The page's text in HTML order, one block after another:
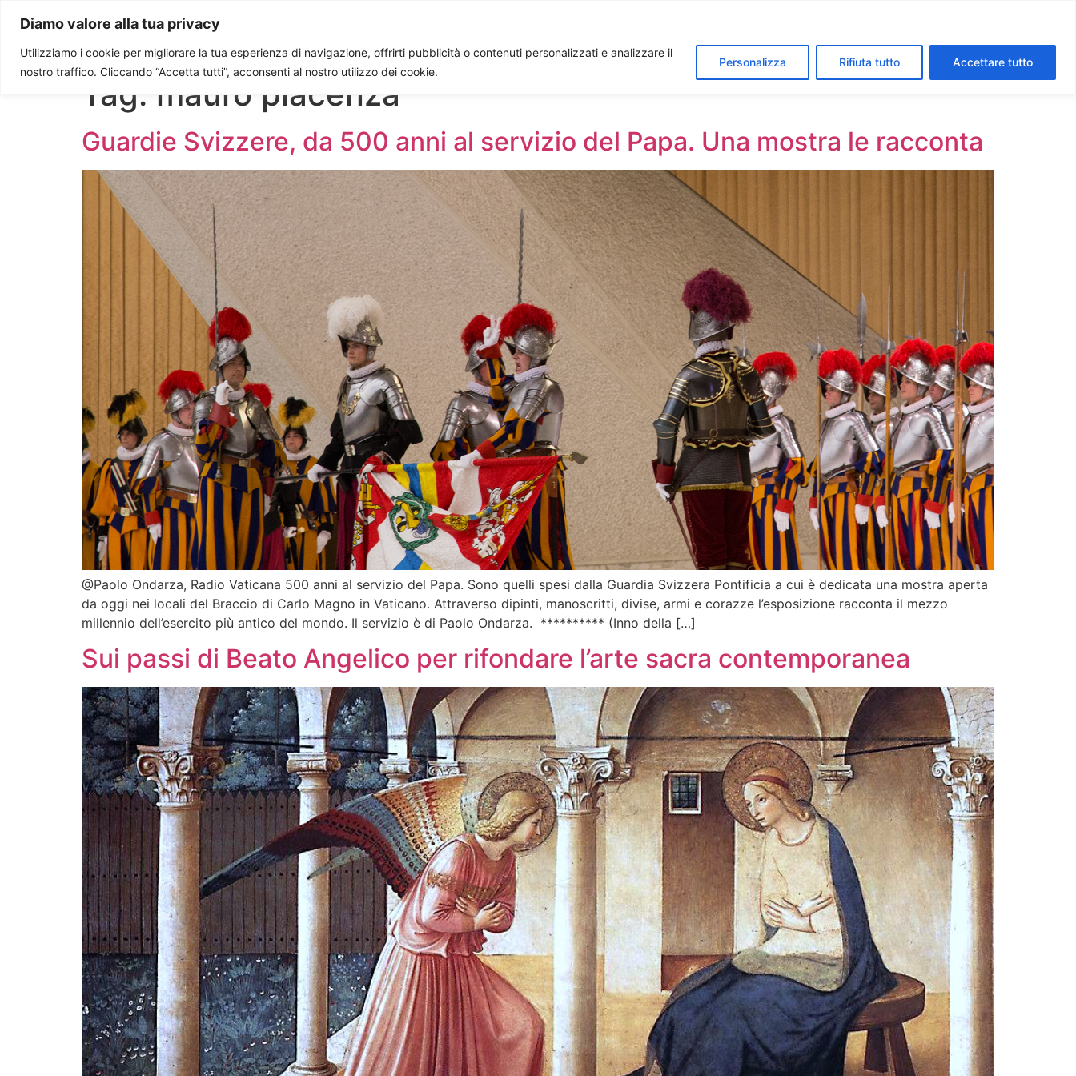
Diamo valore alla tua privacy
Utilizziamo i cookie per migliorare la tua esperienza di navigazione, offrirti pubblicità o contenuti personalizzati e analizzare il
nostro traffico. Cliccando “Accetta tutti”, acconsenti al nostro utilizzo dei cookie.
Personalizza Rifiuta tutto Accettare tutto
Paolo Ondarza
Tag: mauro piacenza
Guardie Svizzere, da 500 anni al servizio del Papa. Una mostra le racconta
@Paolo Ondarza, Radio Vaticana 500 anni al servizio del Papa. Sono quelli spesi dalla Guardia Svizzera Pontificia a cui è dedicata una mostra aperta
da oggi nei locali del Braccio di Carlo Magno in Vaticano. Attraverso dipinti, manoscritti, divise, armi e corazze l’esposizione racconta il mezzo
millennio dell’esercito più antico del mondo. Il servizio è di Paolo Ondarza. ********** (Inno della […]
Sui passi di Beato Angelico per rifondare l’arte sacra contemporanea